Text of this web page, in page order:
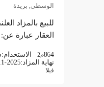
الوسطى, بريدة
للبيع بالمزاد
العقار عبارة
864م2 الاستخدام:
نهاية المزاد:2025
فيلا